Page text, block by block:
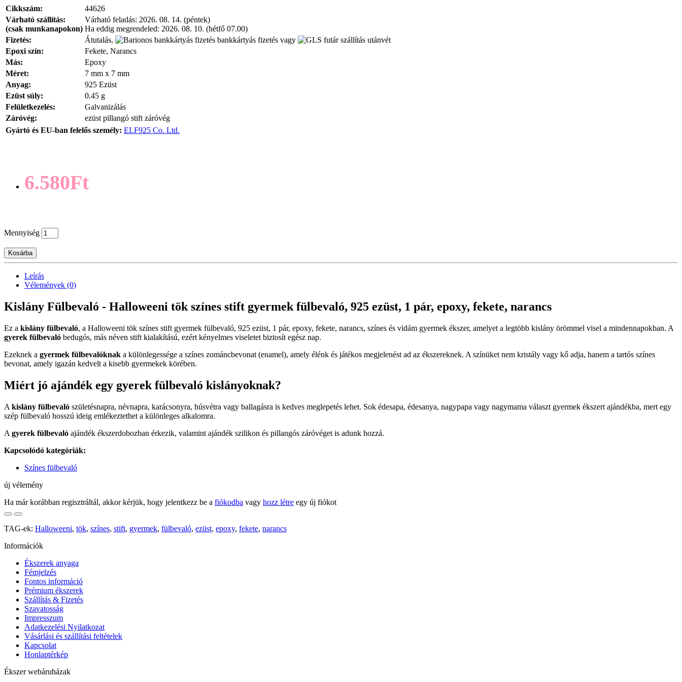
Cikkszám:
44626
Várható szállítás:
(csak munkanapokon)
Várható feladás: 2026. 08. 14. (péntek)
Ha eddig megrendeled: 2026. 08. 10. (hétfő 07.00)
Fizetés:
Átutalás, bankkártyás fizetés vagy
utánvét
Epoxi szín:
Fekete, Narancs
Más:
Epoxy
Méret:
7 mm x 7 mm
Anyag:
925 Ezüst
Ezüst súly:
0.45 g
Felületkezelés:
Galvanizálás
Záróvég:
ezüst pillangó stift záróvég
Gyártó és EU-ban felelős személy: ELF925 Co. Ltd.
6.580Ft
Mennyiség
Kosárba
Leírás
Vélemények (0)
Kislány Fülbevaló - Halloweeni tök színes stift gyermek fülbevaló, 925 ezüst, 1 pár, epoxy, fekete, narancs
Ez a kislány fülbevaló, a Halloweeni tök színes stift gyermek fülbevaló, 925 ezüst, 1 pár, epoxy, fekete, narancs, színes és vidám gyermek ékszer, amelyet a legtöbb kislány örömmel visel a mindennapokban. A
gyerek fülbevaló bedugós, más néven stift kialakítású, ezért kényelmes viseletet biztosít egész nap.
Ezeknek a gyermek fülbevalóknak a különlegessége a színes zománcbevonat (enamel), amely élénk és játékos megjelenést ad az ékszereknek. A színüket nem kristály vagy kő adja, hanem a tartós színes
bevonat, amely igazán kedvelt a kisebb gyermekek körében.
Miért jó ajándék egy gyerek fülbevaló kislányoknak?
A kislány fülbevaló születésnapra, névnapra, karácsonyra, húsvétra vagy ballagásra is kedves meglepetés lehet. Sok édesapa, édesanya, nagypapa vagy nagymama választ gyermek ékszert ajándékba, mert egy
szép fülbevaló hosszú ideig emlékeztethet a különleges alkalomra.
A gyerek fülbevaló ajándék ékszerdobozban érkezik, valamint ajándék szilikon és pillangós záróvéget is adunk hozzá.
Kapcsolódó kategóriák:
Színes fülbevaló
új vélemény
Ha már korábban regisztráltál, akkor kérjük, hogy jelentkezz be a fiókodba vagy hozz létre egy új fiókot
TAG-ek: Halloweeni, tök, színes, stift, gyermek, fülbevaló, ezüst, epoxy, fekete, narancs
Információk
Ékszerek anyaga
Fémjelzés
Fontos információ
Prémium ékszerek
Szállítás & Fizetés
Szavatosság
Impresszum
Adatkezelési Nyilatkozat
Vásárlási és szállítási feltételek
Kapcsolat
Honlaptérkép
Ékszer webáruházak